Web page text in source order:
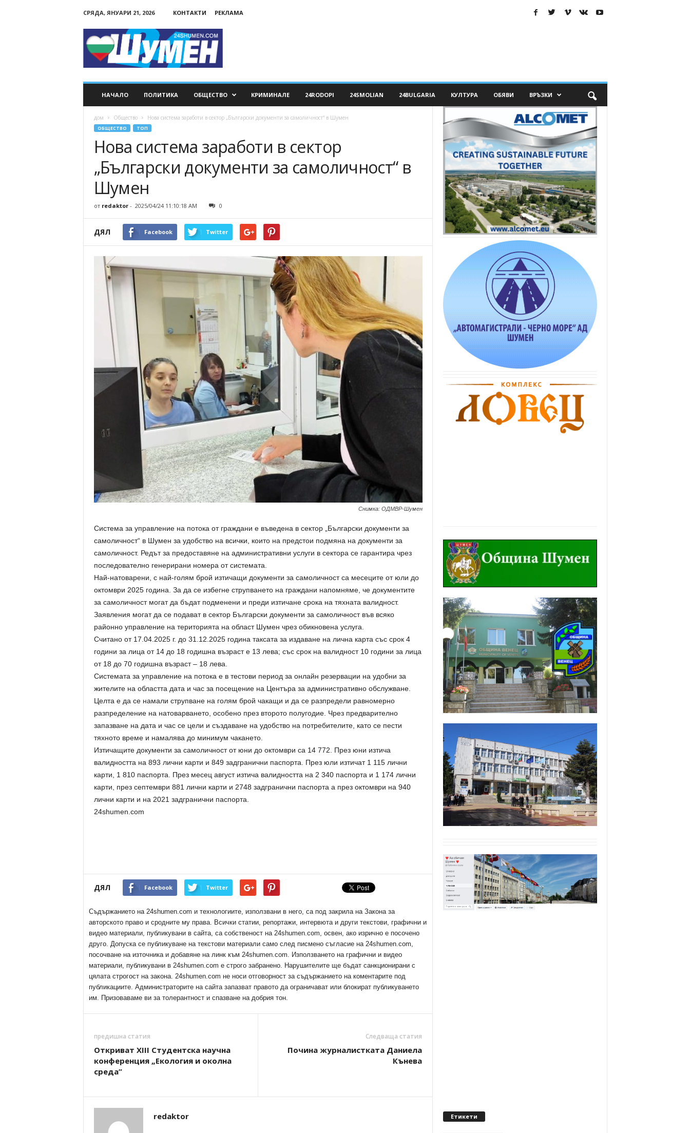
СРЯДА, ЯНУАРИ 21, 2026 КОНТАКТИ РЕКЛАМА
НАЧАЛО ПОЛИТИКА ОБЩЕСТВО КРИМИНАЛЕ 24RODOPI 24SMOLIAN 24BULGARIA КУЛТУРА ОБЯВИ ВРЪЗКИ
дом Общество Нова система заработи в сектор „Български документи за самоличност“ в Шумен
ОБЩЕСТВО ТОП
Нова система заработи в сектор
„Български документи за самоличност“ в
Шумен
от redaktor- 2025/04/24 11:10:18 AM 0
ДЯЛ Facebook Twitter
Снимка: ОДМВР-Шумен
Система за управление на потока от граждани е въведена в сектор „Български документи за
самоличност“ в Шумен за удобство на всички, които на предстои подмяна на документи за
самоличност. Редът за предоставяне на административни услуги в сектора се гарантира чрез
последователно генерирани номера от системата.
Най-натоварени, с най-голям брой изтичащи документи за самоличност са месеците от юли до
октомври 2025 година. За да се избегне струпването на граждани напомняме, че документите
за самоличност могат да бъдат подменени и преди изтичане срока на тяхната валидност.
Заявления могат да се подават в сектор Български документи за самоличност във всяко
районно управление на територията на област Шумен чрез обикновена услуга.
Считано от 17.04.2025 г. до 31.12.2025 година таксата за издаване на лична карта със срок 4
години за лица от 14 до 18 годишна възраст е 13 лева; със срок на валидност 10 години за лица
от 18 до 70 годишна възраст – 18 лева.
Системата за управление на потока е в тестови период за онлайн резервации на удобни за
жителите на областта дата и час за посещение на Центъра за административно обслужване.
Целта е да се намали струпване на голям брой чакащи и да се разпредели равномерно
разпределение на натоварването, особено през второто полугодие. Чрез предварително
запазване на дата и час се цели и създаване на удобство на потребителите, като се пести
тяхното време и намалява до минимум чакането.
Изтичащите документи за самоличност от юни до октомври са 14 772. През юни изтича
валидността на 893 лични карти и 849 задгранични паспорта. През юли изтичат 1 115 лични
карти, 1 810 паспорта. През месец август изтича валидността на 2 340 паспорта и 1 174 лични
карти, през септември 881 лични карти и 2748 задгранични паспорта а през октомври на 940
лични карти и на 2021 задгранични паспорта.
24shumen.com
ДЯЛ Facebook Twitter
Съдържанието на 24shumen.com и технологиите, използвани в него, са под закрила на Закона за
авторското право и сродните му права. Всички статии, репортажи, интервюта и други текстови, графични и
видео материали, публикувани в сайта, са собственост на 24shumen.com, освен, ако изрично е посочено
друго. Допуска се публикуване на текстови материали само след писмено съгласие на 24shumen.com,
посочване на източника и добавяне на линк към 24shumen.com. Използването на графични и видео
материали, публикувани в 24shumen.com е строго забранено. Нарушителите ще бъдат санкционирани с
цялата строгост на закона. 24shumen.com не носи отговорност за съдържанието на коментарите под
публикациите. Администраторите на сайта запазват правото да ограничават или блокират публикуването
им. Призоваваме ви за толерантност и спазване на добрия тон.
предишна статия
Откриват XIII Студентска научна
конференция „Екология и околна
среда”
Следваща статия
Почина журналистката Даниела
Кънева
redaktor Етикети